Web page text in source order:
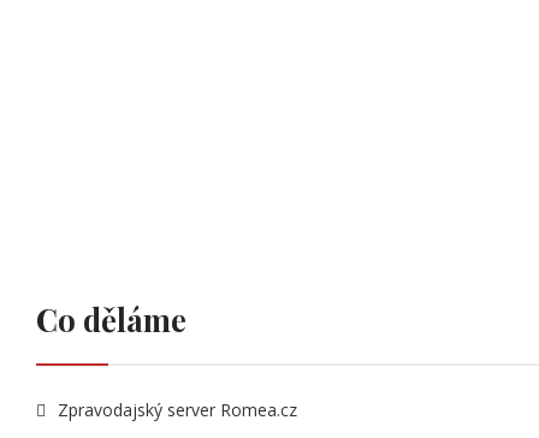
Co děláme
Zpravodajský server Romea.cz